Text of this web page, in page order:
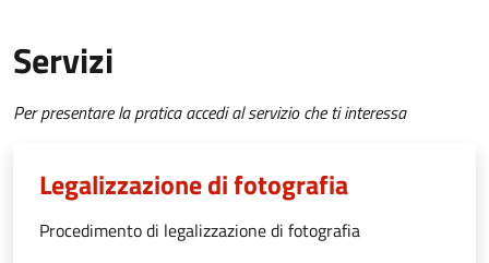
Servizi
Per presentare la pratica accedi al servizio che ti interessa
Legalizzazione di fotografia
Procedimento di legalizzazione di fotografia